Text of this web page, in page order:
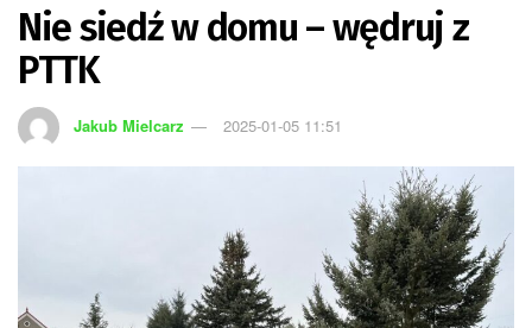
Nie siedź w domu – wędruj z
PTTK
Jakub Mielcarz 2025-01-05 11:51